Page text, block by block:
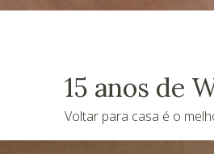
15 anos de
Voltar para casa é o